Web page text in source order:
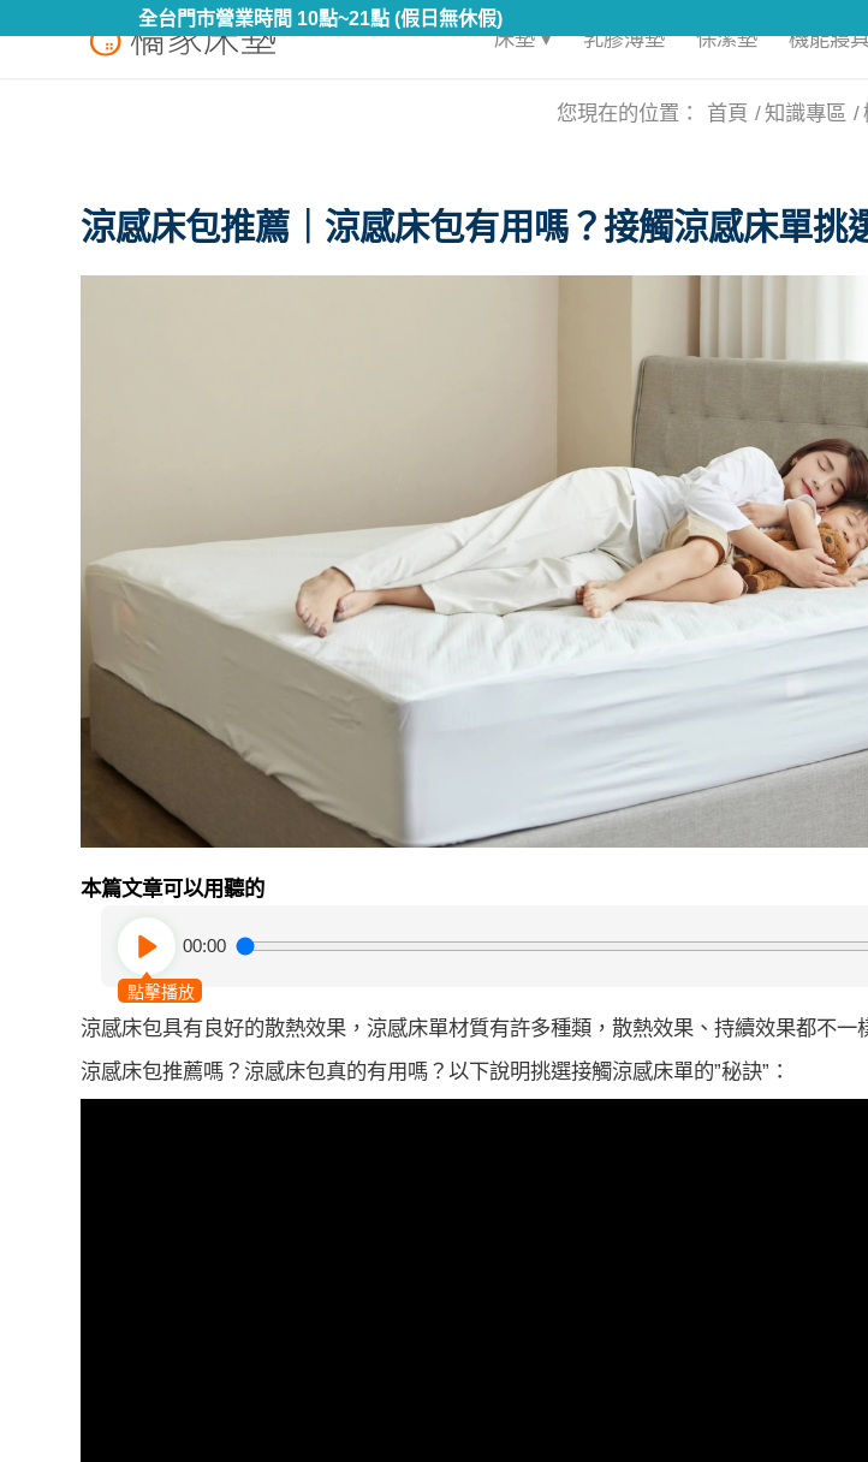
全台門市營業時間 10點~21點 (假日無休假)
床墊 ▾ 乳膠薄墊 保潔墊 機能寢
您現在的位置： 首頁 /知識專區 /
涼感床包推薦｜涼感床包有用嗎？接觸涼感床單挑
本篇文章可以用聽的
點擊播放
00:00
涼感床包具有良好的散熱效果，涼感床單材質有許多種類，散熱效果、持續效果都不一
涼感床包推薦嗎？涼感床包真的有用嗎？以下說明挑選接觸涼感床單的”秘訣”：